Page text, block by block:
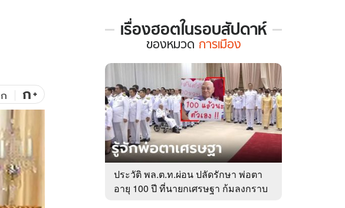
ดูทีวี
WeTV
ก ก+
เรื่องฮอตในรอบสัปดาห์
เรื่อง
ใน
สัปดาห์
ของ
หมวด
การเมือง
ของหมวด การเมือง
ประวัติ พล.ต.ท.ผ่อน ปลัดรักษา พ่อตา
อายุ 100 ปี ที่นายกเศรษฐา ก้มลงกราบ